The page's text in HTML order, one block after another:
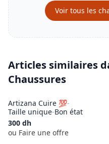
Voir tous les
Articles similaires
Chaussures
Artizana Cuire 💯-
Taille unique-Bon état
300 dh
ou Faire une offre